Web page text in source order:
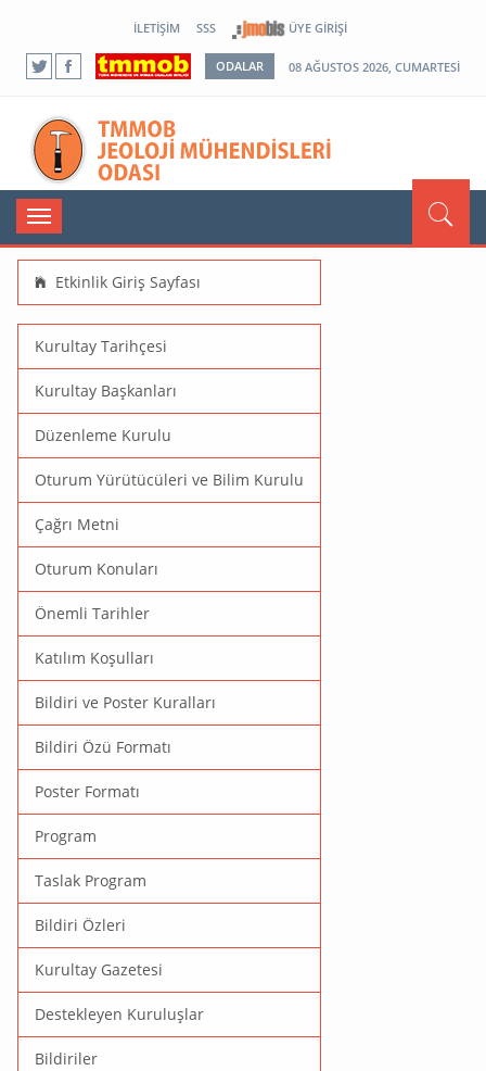
İLETIŞIM SSS ÜYE GIRIŞI
ODALAR 08 AĞUSTOS 2026, CUMARTESI
Toggle
navigation
Etkinlik Giriş Sayfası
Kurultay Tarihçesi
Kurultay Başkanları
Düzenleme Kurulu
Oturum Yürütücüleri ve Bilim Kurulu
Çağrı Metni
Oturum Konuları
Önemli Tarihler
Katılım Koşulları
Bildiri ve Poster Kuralları
Bildiri Özü Formatı
Poster Formatı
Program
Taslak Program
Bildiri Özleri
Kurultay Gazetesi
Destekleyen Kuruluşlar
Bildiriler